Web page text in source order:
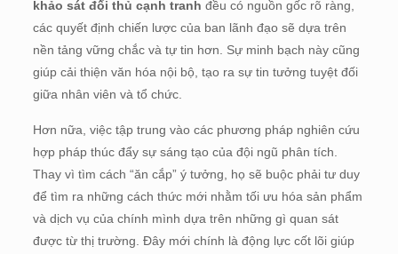
khảo sát đối thủ cạnh tranh đều có nguồn gốc rõ ràng,
các quyết định chiến lược của ban lãnh đạo sẽ dựa trên
nền tảng vững chắc và tự tin hơn. Sự minh bạch này cũng
giúp cải thiện văn hóa nội bộ, tạo ra sự tin tưởng tuyệt đối
giữa nhân viên và tổ chức.
Hơn nữa, việc tập trung vào các phương pháp nghiên cứu
hợp pháp thúc đẩy sự sáng tạo của đội ngũ phân tích.
Thay vì tìm cách “ăn cắp” ý tưởng, họ sẽ buộc phải tư duy
để tìm ra những cách thức mới nhằm tối ưu hóa sản phẩm
và dịch vụ của chính mình dựa trên những gì quan sát
được từ thị trường. Đây mới chính là động lực cốt lõi giúp